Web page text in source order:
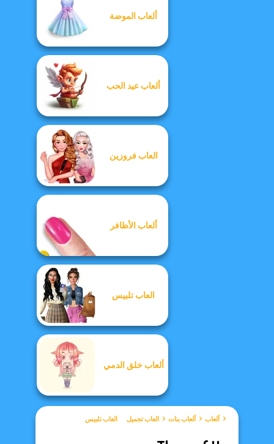
ألعاب الموضة
ألعاب عيد الحب
العاب فروزين
ألعاب الأظافر
العاب تلبيس
ألعاب خلق الدمي
ألعاب ألعاب بنات العاب تجميل العاب تلبيس